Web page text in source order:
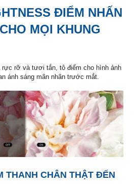
ĐIỂM NHẤN
MỌI KHUNG
rực rỡ và tươi tắn, tô điểm cho hình ảnh
ánh sáng mãn nhãn trước mắt.
THANH CHÂN THẬT ĐẾN